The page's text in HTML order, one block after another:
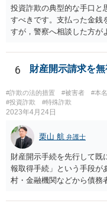
投資詐欺の典型的な手口と
すべきです。支払った金銭
すが，警察へ相談した方が
6 財産開示請求を
#詐欺の法的措置 #被害者 #本
#投資詐欺
#特殊詐欺
2023年4月24日
栗山 航 弁護士
財産開示手続を先行して既
報取得手続」という手段が
村・金融機関などから債務
情報、②預貯金情報、③株